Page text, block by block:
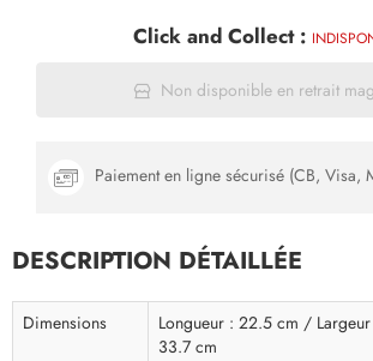
Click and Collect :
Non disponible en retrait
Paiement en ligne sécurisé (CB, Visa,
DESCRIPTION DÉTAILLÉE
Dimensions
Longueur : 22.5 cm /
33.7 cm